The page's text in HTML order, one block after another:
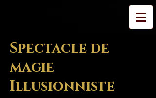
Spectacle de
magie
Illusionniste